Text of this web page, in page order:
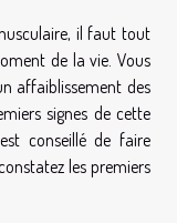
il faut tout
de la vie. Vous
affaiblissement des
signes de cette
conseillé de faire
les premiers